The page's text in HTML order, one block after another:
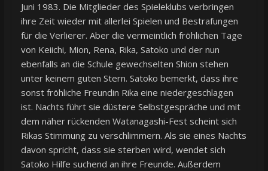
Juni 1983. Die Mitglieder des Spieleklubs verbringen
ihre Zeit wieder mit allerlei Spielen und Bestrafungen
für die Verlierer. Aber die vermeintlich fröhlichen Tage
von Keiichi, Mion, Rena, Rika, Satoko und der nun
ebenfalls an die Schule gewechselten Shion stehen
unter keinem guten Stern. Satoko bemerkt, dass ihre
sonst fröhliche Freundin Rika eine niedergeschlagen
ist. Nachts führt sie düstere Selbstgespräche und mit
dem näher rückenden Watanagashi-Fest scheint sich
Rikas Stimmung zu verschlimmern. Als sie eines Nachts
davon spricht, dass sie sterben wird, wendet sich
Satoko Hilfe suchend an ihre Freunde. Außerdem